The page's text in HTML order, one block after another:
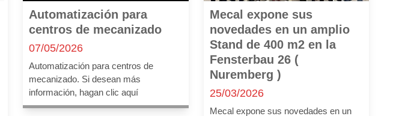
Automatización para
centros de mecanizado
07/05/2026
Automatización para centros de
mecanizado. Si desean más
información, hagan clic aquí
Mecal expone sus
novedades en un amplio
Stand de 400 m2 en la
Fensterbau 26 (
Nuremberg )
25/03/2026
Mecal expone sus novedades en un